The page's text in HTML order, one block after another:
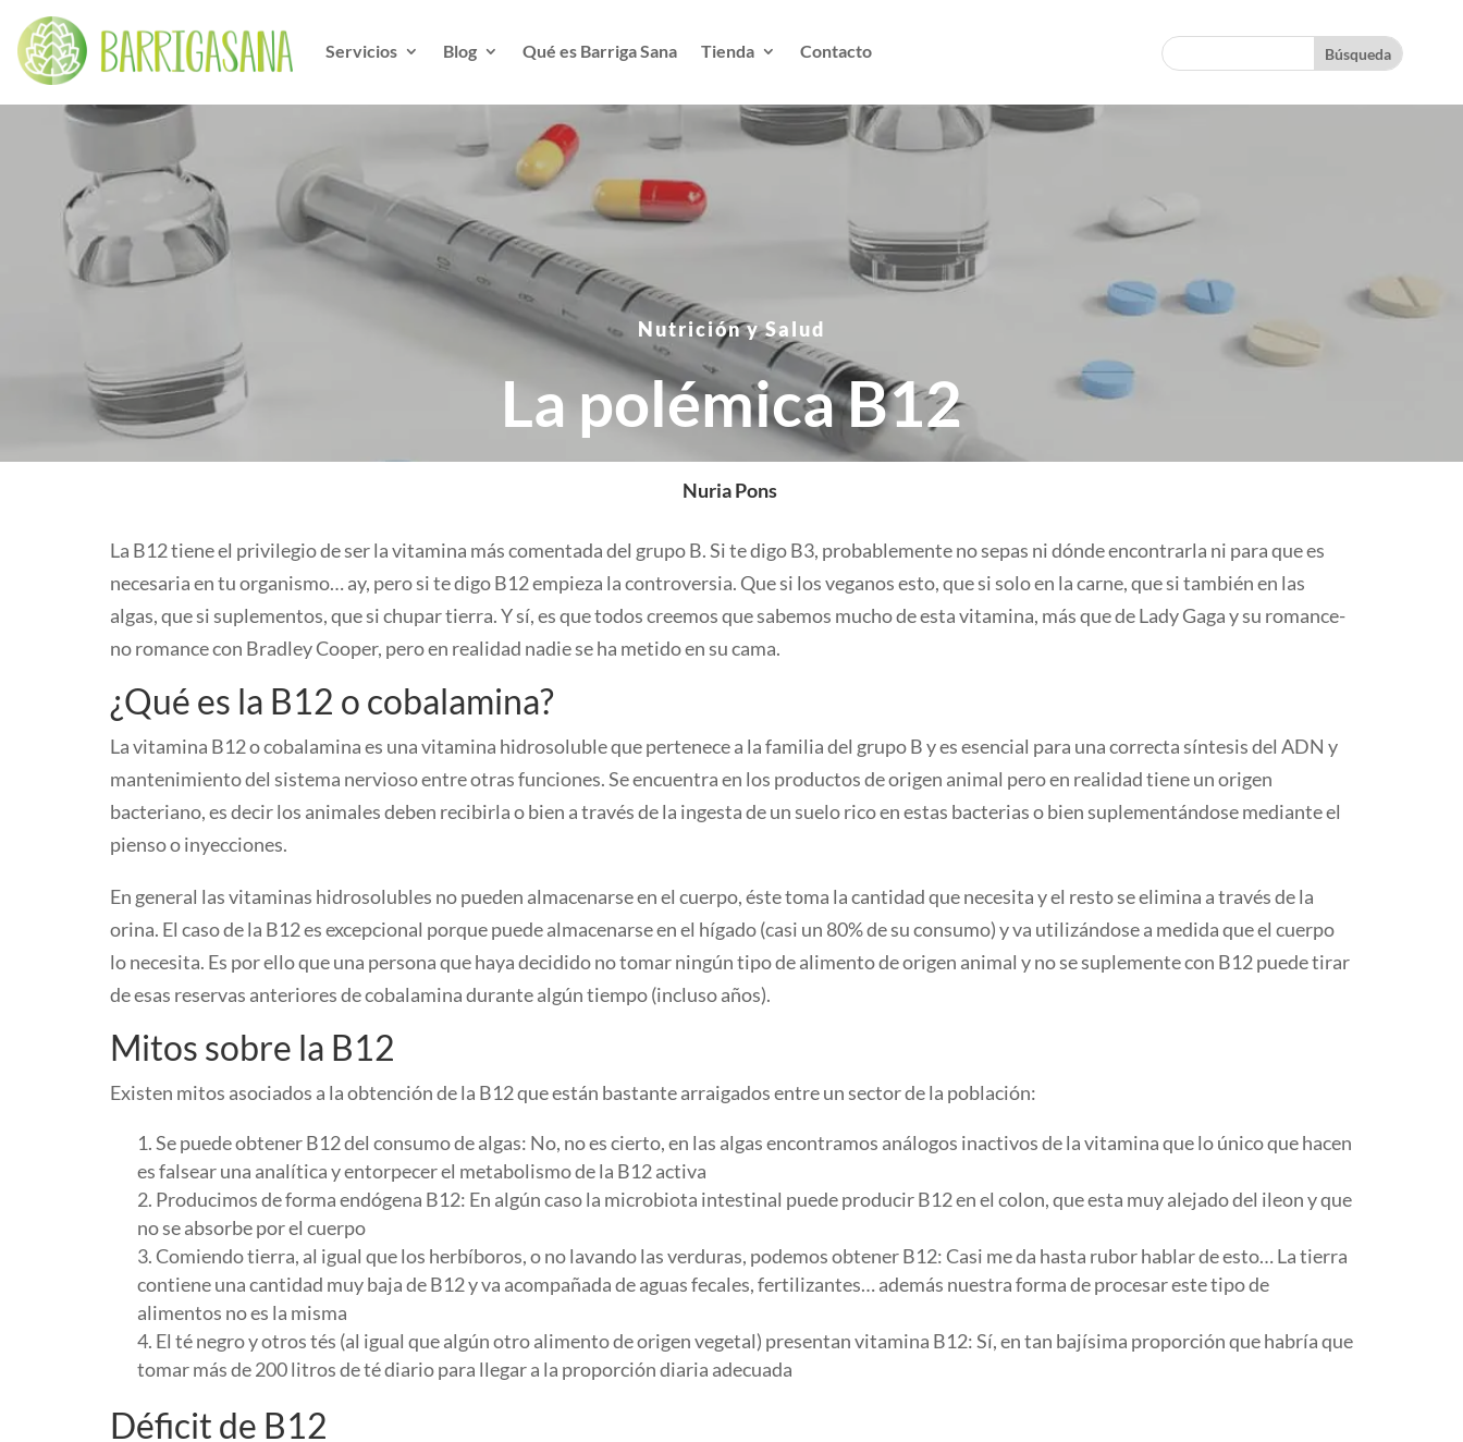
Servicios Blog Qué es Barriga Sana Tienda Contacto
Nutrición y Salud
La polémica B12
Nuria Pons
La B12 tiene el privilegio de ser la vitamina más comentada del grupo B. Si te digo B3, probablemente no sepas ni dónde encontrarla ni para que es
necesaria en tu organismo… ay, pero si te digo B12 empieza la controversia. Que si los veganos esto, que si solo en la carne, que si también en las
algas, que si suplementos, que si chupar tierra. Y sí, es que todos creemos que sabemos mucho de esta vitamina, más que de Lady Gaga y su romance-
no romance con Bradley Cooper, pero en realidad nadie se ha metido en su cama.
¿Qué es la B12 o cobalamina?
La vitamina B12 o cobalamina es una vitamina hidrosoluble que pertenece a la familia del grupo B y es esencial para una correcta síntesis del ADN y
mantenimiento del sistema nervioso entre otras funciones. Se encuentra en los productos de origen animal pero en realidad tiene un origen
bacteriano, es decir los animales deben recibirla o bien a través de la ingesta de un suelo rico en estas bacterias o bien suplementándose mediante el
pienso o inyecciones.
En general las vitaminas hidrosolubles no pueden almacenarse en el cuerpo, éste toma la cantidad que necesita y el resto se elimina a través de la
orina. El caso de la B12 es excepcional porque puede almacenarse en el hígado (casi un 80% de su consumo) y va utilizándose a medida que el cuerpo
lo necesita. Es por ello que una persona que haya decidido no tomar ningún tipo de alimento de origen animal y no se suplemente con B12 puede tirar
de esas reservas anteriores de cobalamina durante algún tiempo (incluso años).
Mitos sobre la B12
Existen mitos asociados a la obtención de la B12 que están bastante arraigados entre un sector de la población:
Se puede obtener B12 del consumo de algas: No, no es cierto, en las algas encontramos análogos inactivos de la vitamina que lo único que hacen
es falsear una analítica y entorpecer el metabolismo de la B12 activa
Producimos de forma endógena B12: En algún caso la microbiota intestinal puede producir B12 en el colon, que esta muy alejado del ileon y que
no se absorbe por el cuerpo
Comiendo tierra, al igual que los herbíboros, o no lavando las verduras, podemos obtener B12: Casi me da hasta rubor hablar de esto… La tierra
contiene una cantidad muy baja de B12 y va acompañada de aguas fecales, fertilizantes… además nuestra forma de procesar este tipo de
alimentos no es la misma
El té negro y otros tés (al igual que algún otro alimento de origen vegetal) presentan vitamina B12: Sí, en tan bajísima proporción que habría que
tomar más de 200 litros de té diario para llegar a la proporción diaria adecuada
Déficit de B12